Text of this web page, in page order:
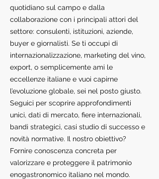
quotidiano sul campo e dalla
collaborazione con i principali attori del
settore: consulenti, istituzioni, aziende,
buyer e giornalisti. Se ti occupi di
internazionalizzazione, marketing del vino,
export, o semplicemente ami le
eccellenze italiane e vuoi capirne
l’evoluzione globale, sei nel posto giusto.
Seguici per scoprire approfondimenti
unici, dati di mercato, fiere internazionali,
bandi strategici, casi studio di successo e
novità normative. Il nostro obiettivo?
Fornire conoscenza concreta per
valorizzare e proteggere il patrimonio
enogastronomico italiano nel mondo.